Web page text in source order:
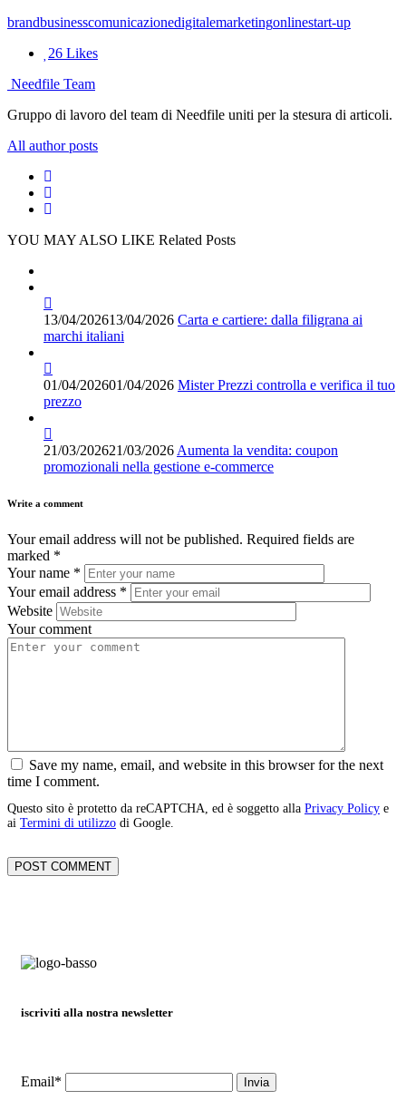
brandbusinesscomunicazionedigitalemarketingonlinestart-up
26 Likes
Needfile Team
Gruppo di lavoro del team di Needfile uniti per la stesura di articoli.
All author posts
YOU MAY ALSO LIKE Related Posts
13/04/202613/04/2026 Carta e cartiere: dalla filigrana ai
marchi italiani
01/04/202601/04/2026 Mister Prezzi controlla e verifica il tuo
prezzo
21/03/202621/03/2026 Aumenta la vendita: coupon
promozionali nella gestione e-commerce
Write a comment
Your email address will not be published. Required fields are
marked *
Your name *
Your email address *
Website
Your comment
Save my name, email, and website in this browser for the next
time I comment.
Questo sito è protetto da reCAPTCHA, ed è soggetto alla Privacy Policy e
ai Termini di utilizzo di Google.
iscriviti alla nostra newsletter
Email*